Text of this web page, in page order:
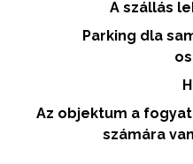
A szállás
Parking dla
Az objektum a
számára